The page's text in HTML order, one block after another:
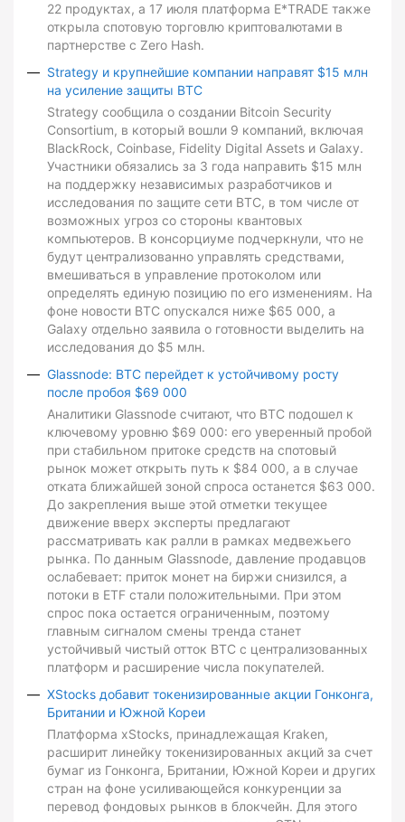
22 продуктах, а 17 июля платформа E*TRADE также
открыла спотовую торговлю криптовалютами в
партнерстве с Zero Hash.
Strategy и крупнейшие компании направят $15 млн
на усиление защиты BTC
Strategy сообщила о создании Bitcoin Security
Consortium, в который вошли 9 компаний, включая
BlackRock, Coinbase, Fidelity Digital Assets и Galaxy.
Участники обязались за 3 года направить $15 млн
на поддержку независимых разработчиков и
исследования по защите сети BTC, в том числе от
возможных угроз со стороны квантовых
компьютеров. В консорциуме подчеркнули, что не
будут централизованно управлять средствами,
вмешиваться в управление протоколом или
определять единую позицию по его изменениям. На
фоне новости BTC опускался ниже $65 000, а
Galaxy отдельно заявила о готовности выделить на
исследования до $5 млн.
Glassnode: BTC перейдет к устойчивому росту
после пробоя $69 000
Аналитики Glassnode считают, что BTC подошел к
ключевому уровню $69 000: его уверенный пробой
при стабильном притоке средств на спотовый
рынок может открыть путь к $84 000, а в случае
отката ближайшей зоной спроса останется $63 000.
До закрепления выше этой отметки текущее
движение вверх эксперты предлагают
рассматривать как ралли в рамках медвежьего
рынка. По данным Glassnode, давление продавцов
ослабевает: приток монет на биржи снизился, а
потоки в ETF стали положительными. При этом
спрос пока остается ограниченным, поэтому
главным сигналом смены тренда станет
устойчивый чистый отток BTC с централизованных
платформ и расширение числа покупателей.
XStocks добавит токенизированные акции Гонконга,
Британии и Южной Кореи
Платформа xStocks, принадлежащая Kraken,
расширит линейку токенизированных акций за счет
бумаг из Гонконга, Британии, Южной Кореи и других
стран на фоне усиливающейся конкуренции за
перевод фондовых рынков в блокчейн. Для этого